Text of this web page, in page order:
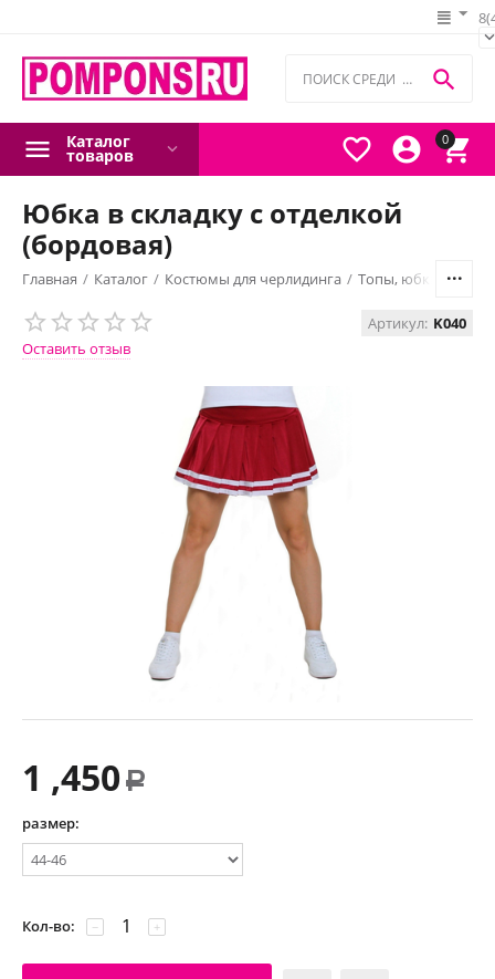
0




Каталог
товаров
Юбка в складку с отделкой
(бордовая)
Главная / Каталог / Костюмы для черлидинга / Топы, юбки, шорты
Оставить отзыв
Артикул: K040
1 ,450 Р
размер:
Кол-во: +
−